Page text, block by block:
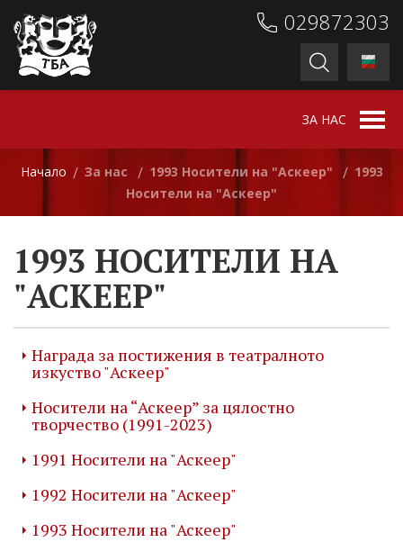
029872303
ЗА НАС
Начало / За нас / 1993 Носители на "Аскеер" / 1993
Носители на "Аскеер"
1993 НОСИТЕЛИ НА
"АСКЕЕР"
Награда за постижения в театралното
изкуство "Аскеер"
Носители на “Аскеер” за цялостно
творчество (1991-2023)
1991 Носители на "Аскеер"
1992 Носители на "Аскеер"
1993 Носители на "Аскеер"